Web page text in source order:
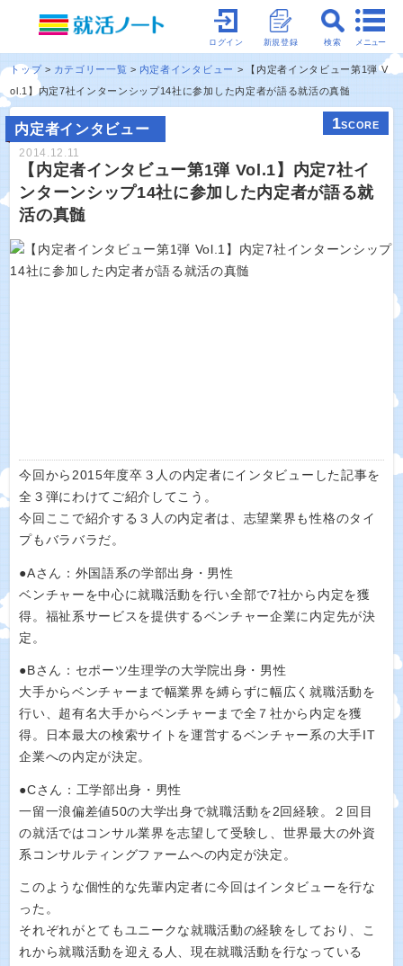
メニュー
検索
新規登録
ログイン
トップ カテゴリー一覧 内定者インタビュー
【内定者インタビュー第1弾 V
ol.1】内定7社インターンシップ14社に参加した内定者が語る就活の真髄
内定者インタビュー 1SCORE
2014.12.11
【内定者インタビュー第1弾 Vol.1】内定7社イ
ンターンシップ14社に参加した内定者が語る就
活の真髄
今回から2015年度卒３人の内定者にインタビューした記事を
全３弾にわけてご紹介してこう。
今回ここで紹介する３人の内定者は、志望業界も性格のタイ
プもバラバラだ。
●Aさん：外国語系の学部出身・男性
ベンチャーを中心に就職活動を行い全部で7社から内定を獲
得。福祉系サービスを提供するベンチャー企業に内定先が決
定。
●Bさん：セポーツ生理学の大学院出身・男性
大手からベンチャーまで幅業界を縛らずに幅広く就職活動を
行い、超有名大手からベンチャーまで全７社から内定を獲
得。日本最大の検索サイトを運営するベンチャー系の大手IT
企業への内定が決定。
●Cさん：工学部出身・男性
一留一浪偏差値50の大学出身で就職活動を2回経験。２回目
の就活ではコンサル業界を志望して受験し、世界最大の外資
系コンサルティングファームへの内定が決定。
このような個性的な先輩内定者に今回はインタビューを行な
った。
それぞれがとてもユニークな就職活動の経験をしており、こ
れから就職活動を迎える人、現在就職活動を行なっている